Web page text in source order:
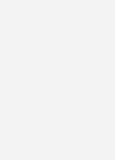
eine elektrische
als 60 Kilogramm
bei einer
von Prozesswärme
eine elektrische
unteren Heizwert,
stammt von der